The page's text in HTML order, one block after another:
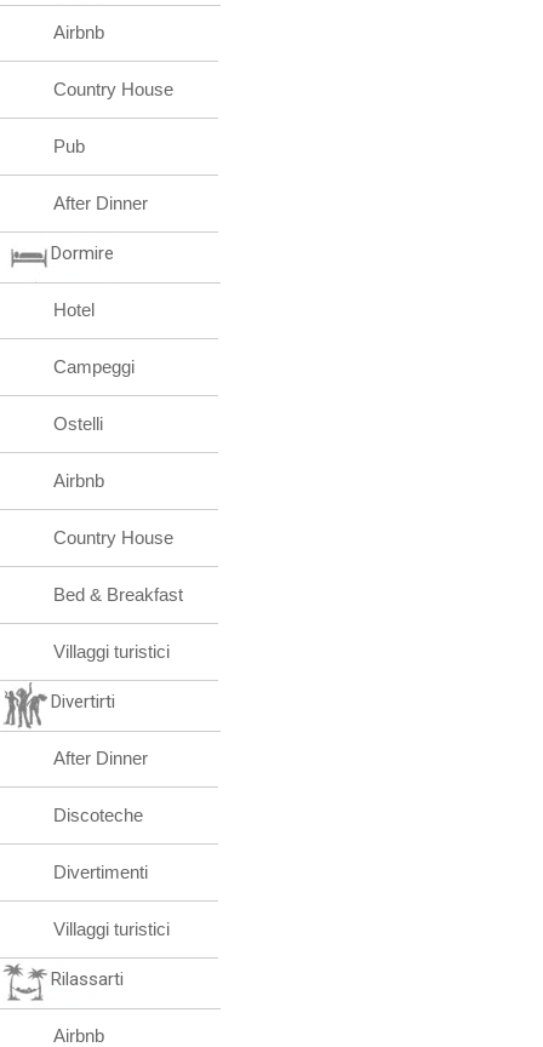
Airbnb
Country House
Pub
After Dinner
Dormire
Hotel
Campeggi
Ostelli
Airbnb
Country House
Bed & Breakfast
Villaggi turistici
Divertirti
After Dinner
Discoteche
Divertimenti
Villaggi turistici
Rilassarti
Airbnb